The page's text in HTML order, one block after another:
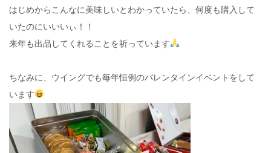
はじめからこんなに美味しいとわかっていたら、何度も購入して
いたのにいいいぃ！！
来年も出品してくれることを祈っています
ちなみに、ウイングでも毎年恒例のバレンタインイベントをして
います